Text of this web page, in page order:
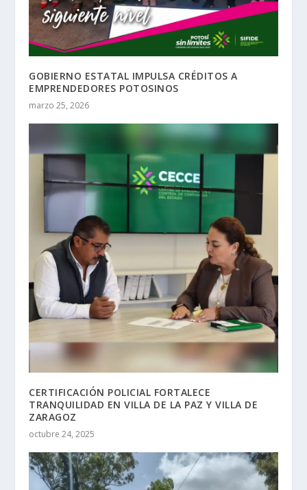
GOBIERNO ESTATAL IMPULSA CRÉDITOS A
EMPRENDEDORES POTOSINOS
marzo 25, 2026
CERTIFICACIÓN POLICIAL FORTALECE
TRANQUILIDAD EN VILLA DE LA PAZ Y VILLA DE
ZARAGOZ
octubre 24, 2025